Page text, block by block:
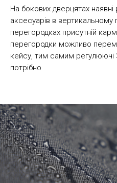
На бокових дверцятах наявні
аксесуарів в
перегородках присутній
перегородки можливо
кейсу, тим самим регулюючі
потрібно